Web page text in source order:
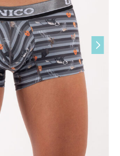
slide